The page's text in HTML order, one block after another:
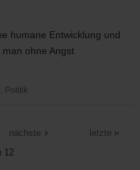
humane Entwicklung und
ohne Angst
Politik
12
nächste letzte